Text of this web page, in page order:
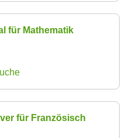
für Mathematik
für Französisch